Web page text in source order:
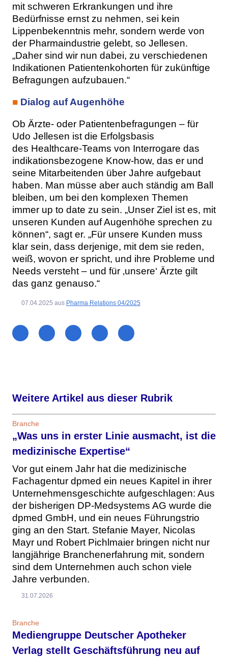
mit schweren Erkrankungen und ihre
Bedürfnisse ernst zu nehmen, sei kein
Lippenbekenntnis mehr, sondern werde von
der Pharmaindustrie gelebt, so Jellesen.
„Daher sind wir nun dabei, zu verschiedenen
Indikationen Patientenkohorten für zukünftige
Befragungen aufzubauen.“
■ Dialog auf Augenhöhe
Ob Ärzte- oder Patientenbefragungen – für
Udo Jellesen ist die Erfolgsbasis
des Healthcare-Teams von Interrogare das
indikationsbezogene Know-how, das er und
seine Mitarbeitenden über Jahre aufgebaut
haben. Man müsse aber auch ständig am Ball
bleiben, um bei den komplexen Themen
immer up to date zu sein. „Unser Ziel ist es, mit
unseren Kunden auf Augenhöhe sprechen zu
können“, sagt er. „Für unsere Kunden muss
klar sein, dass derjenige, mit dem sie reden,
weiß, wovon er spricht, und ihre Probleme und
Needs versteht – und für ‚unsere‘ Ärzte gilt
das ganz genauso.“
07.04.2025 aus Pharma Relations 04/2025
Weitere Artikel aus dieser Rubrik
Branche
„Was uns in erster Linie ausmacht, ist die
medizinische Expertise“
Vor gut einem Jahr hat die medizinische
Fachagentur dpmed ein neues Kapitel in ihrer
Unternehmensgeschichte aufgeschlagen: Aus
der bisherigen DP-Medsystems AG wurde die
dpmed GmbH, und ein neues Führungstrio
ging an den Start. Stefanie Mayer, Nicolas
Mayr und Robert Pichlmaier bringen nicht nur
langjährige Branchenerfahrung mit, sondern
sind dem Unternehmen auch schon viele
Jahre verbunden.
31.07.2026
Branche
Mediengruppe Deutscher Apotheker
Verlag stellt Geschäftsführung neu auf